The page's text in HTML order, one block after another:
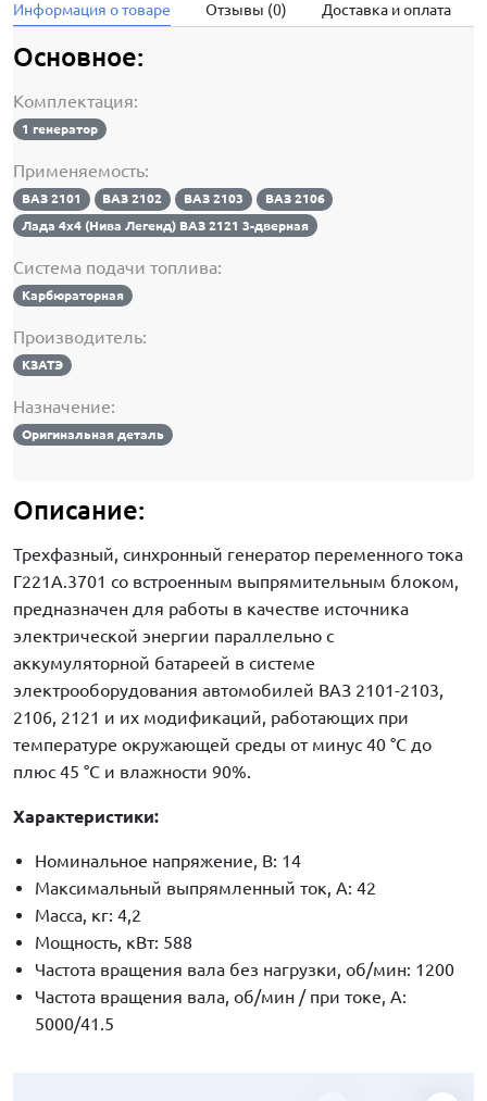
Информация о товаре Отзывы (0) Доставка и оплата
Основное:
Комплектация:
1 генератор
Применяемость:
ВАЗ 2101 ВАЗ 2102 ВАЗ 2103
ВАЗ 2106
Лада 4х4 (Нива Легенд) ВАЗ 2121 3-дверная
Система подачи топлива:
Карбюраторная
Производитель:
КЗАТЭ
Назначение:
Оригинальная деталь
Описание:
Трехфазный, синхронный генератор переменного тока
Г221А.3701 со встроенным выпрямительным блоком,
предназначен для работы в качестве источника
электрической энергии параллельно с
аккумуляторной батареей в системе
электрооборудования автомобилей ВАЗ 2101-2103,
2106, 2121 и их модификаций, работающих при
температуре окружающей среды от минус 40 °C до
плюс 45 °C и влажности 90%.
Характеристики:
Номинальное напряжение, В: 14
Максимальный выпрямленный ток, A: 42
Масса, кг: 4,2
Мощность, кВт: 588
Частота вращения вала без нагрузки, об/мин: 1200
Частота вращения вала, об/мин / при токе, А:
5000/41.5